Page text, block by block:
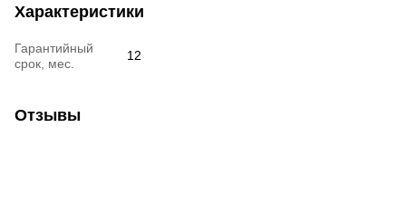
Характеристики
Гарантийный
срок, мес.
12
Отзывы